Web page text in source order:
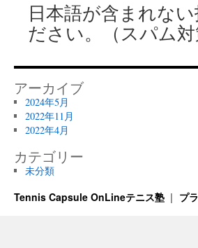
日本語が含まれな
ださい。（スパム対
アーカイブ
2024年5月
2022年11月
2022年4月
カテゴリー
未分類
Tennis Capsule OnLineテニス塾 プ